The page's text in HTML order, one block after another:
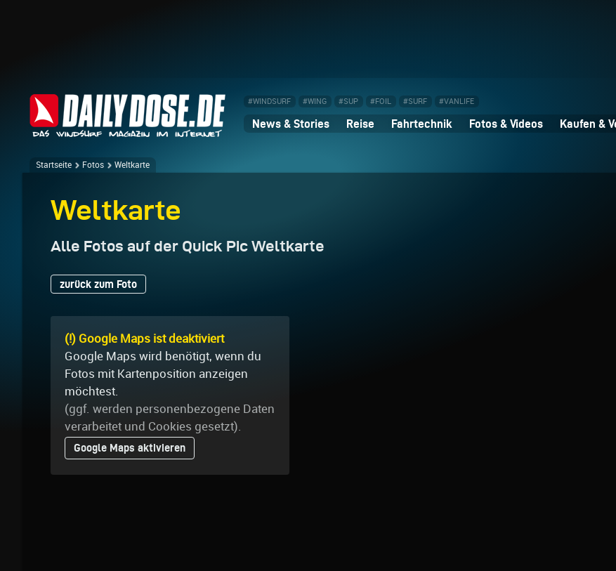
#WINDSURF #WING #SUP #FOIL #SURF #VANLIFE
News & Stories Reise Fahrtechnik Fotos & Videos Kaufen &
Startseite Fotos Weltkarte
Weltkarte
Alle Fotos auf der Quick Pic Weltkarte
zurück zum Foto
(!) Google Maps ist deaktiviert
Google Maps wird benötigt, wenn du
Fotos mit Kartenposition anzeigen
möchtest.
(ggf. werden personen­bezogene Daten
verarbeitet und Cookies gesetzt).
Google Maps aktivieren